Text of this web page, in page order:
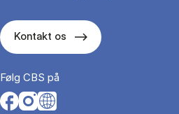
Kontakt os
Følg CBS på
Opens in a new tab
Opens in a new tab
Opens in a new tab